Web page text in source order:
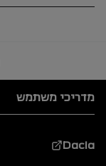
טריילר
מדריכי משתמש
Dacia